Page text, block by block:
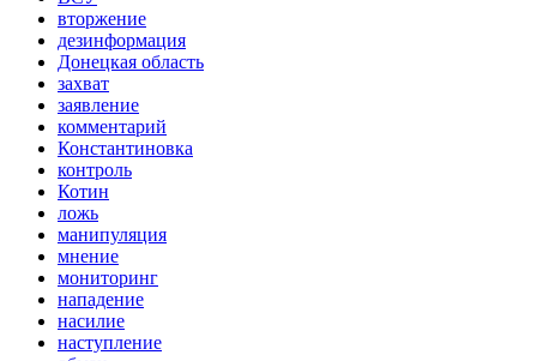
вторжение
дезинформация
Донецкая область
захват
заявление
комментарий
Константиновка
контроль
Котин
ложь
манипуляция
мнение
мониторинг
нападение
насилие
наступление